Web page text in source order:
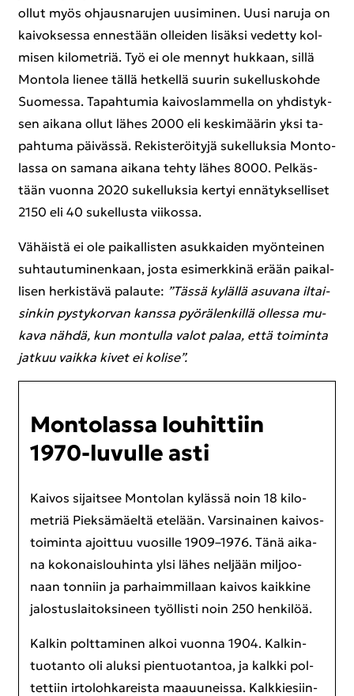
ollut myös oh­jaus­na­ru­jen uusi­mi­nen. Uusi na­ru­ja on
kai­vok­ses­sa en­nes­tään ol­lei­den li­säk­si ve­det­ty kol­
mi­sen ki­lo­met­riä. Työ ei ole men­nyt huk­kaan, sillä
Mon­to­la lie­nee tällä het­kel­lä suu­rin su­kel­lus­koh­de
Suo­mes­sa. Ta­pah­tu­mia kai­vos­lam­mel­la on yh­dis­tyk­
sen ai­ka­na ollut lähes 2000 eli kes­ki­mää­rin yksi ta­
pah­tu­ma päi­väs­sä. Re­kis­te­röi­ty­jä su­kel­luk­sia Mon­to­
las­sa on sa­ma­na ai­ka­na tehty lähes 8000. Pel­käs­
tään vuon­na 2020 su­kel­luk­sia ker­tyi en­nä­tyk­sel­li­set
2150 eli 40 su­kel­lus­ta vii­kos­sa.
Vä­häis­tä ei ole pai­kal­lis­ten asuk­kai­den myön­tei­nen
suh­tau­tu­mi­nen­kaan, josta esi­merk­ki­nä erään pai­kal­
li­sen her­kis­tä­vä pa­lau­te: ”Tässä ky­läl­lä asu­va­na il­tai­
sin­kin pys­ty­kor­van kans­sa pyö­rä­len­kil­lä ol­les­sa mu­
ka­va nähdä, kun mon­tul­la valot palaa, että toi­min­ta
jat­kuu vaik­ka kivet ei ko­li­se”.
Mon­to­las­sa lou­hit­tiin
1970-​luvulle asti
Kai­vos si­jait­see Mon­to­lan ky­läs­sä noin 18 ki­lo­
met­riä Piek­sä­mäel­tä ete­lään. Var­si­nai­nen kai­vos­
toi­min­ta ajoit­tuu vuo­sil­le 1909–1976. Tänä ai­ka­
na ko­ko­nais­lou­hin­ta ylsi lähes nel­jään mil­joo­
naan ton­niin ja par­haim­mil­laan kai­vos kaik­ki­ne
ja­los­tus­lai­tok­si­neen työl­lis­ti noin 250 hen­ki­löä.
Kal­kin polt­ta­mi­nen alkoi vuon­na 1904. Kal­kin­
tuo­tan­to oli aluk­si pien­tuo­tan­toa, ja kalk­ki pol­
tet­tiin ir­to­loh­ka­reis­ta maa­uu­neis­sa. Kalk­kie­siin­